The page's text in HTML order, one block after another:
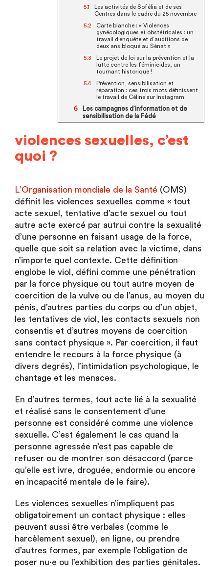
Les activités de Sofélia et de ses
Centres dans le cadre du 25 novembre
Carte blanche : « Violences
gynécologiques et obstétricales : un
travail d’enquête et d’auditions de
deux ans bloqué au Sénat »
Le projet de loi sur la prévention et la
lutte contre les féminicides, un
tournant historique !
Prévention, sensibilisation et
réparation : ces trois mots définissent
le travail de Céline sur Instagram
Les campagnes d’information et de
sensibilisation de la Fédé
violences sexuelles, c’est
quoi ?
L’Organisation mondiale de la Santé (OMS)
définit les violences sexuelles comme « tout
acte sexuel, tentative d’acte sexuel ou tout
autre acte exercé par autrui contre la sexualité
d’une personne en faisant usage de la force,
quelle que soit sa relation avec la victime, dans
n’importe quel contexte. Cette définition
englobe le viol, défini comme une pénétration
par la force physique ou tout autre moyen de
coercition de la vulve ou de l’anus, au moyen du
pénis, d’autres parties du corps ou d’un objet,
les tentatives de viol, les contacts sexuels non
consentis et d’autres moyens de coercition
sans contact physique ». Par coercition, il faut
entendre le recours à la force physique (à
divers degrés), l’intimidation psychologique, le
chantage et les menaces.
En d’autres termes, tout acte lié à la sexualité
et réalisé sans le consentement d’une
personne est considéré comme une violence
sexuelle. C’est également le cas quand la
personne agressée n’est pas capable de
refuser ou de montrer son désaccord (parce
qu’elle est ivre, droguée, endormie ou encore
en incapacité mentale de le faire).
Les violences sexuelles n’impliquent pas
obligatoirement un contact physique : elles
peuvent aussi être verbales (comme le
harcèlement sexuel), en ligne, ou prendre
d’autres formes, par exemple l’obligation de
poser nu·e ou l’exhibition des parties génitales.